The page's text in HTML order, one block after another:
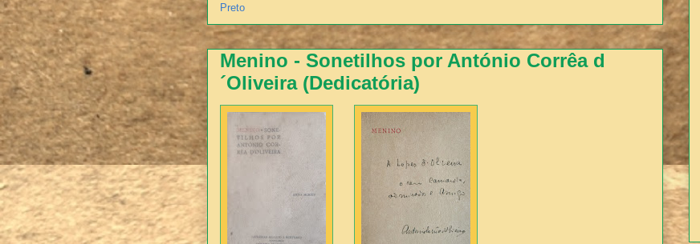
Preto
Menino - Sonetilhos por António Corrêa d
´Oliveira (Dedicatória)